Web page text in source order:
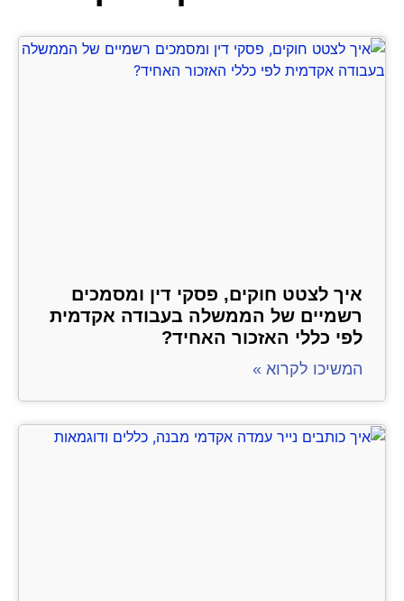
איך לצטט חוקים, פסקי דין ומסמכים
רשמיים של הממשלה בעבודה אקדמית
לפי כללי האזכור האחיד?
המשיכו לקרוא »